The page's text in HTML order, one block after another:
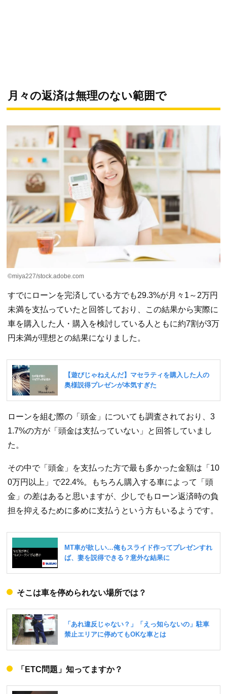
月々の返済は無理のない範囲で
©miya227/stock.adobe.com
すでにローンを完済している方でも29.3%が月々1～2万円
未満を支払っていたと回答しており、この結果から実際に
車を購入した人・購入を検討している人ともに約7割が3万
円未満が理想との結果になりました。
ローンを組む際の「頭金」についても調査されており、3
1.7%の方が「頭金は支払っていない」と回答していまし
た。
その中で「頭金」を支払った方で最も多かった金額は「10
0万円以上」で22.4%。もちろん購入する車によって「頭
金」の差はあると思いますが、少しでもローン返済時の負
担を抑えるために多めに支払うという方もいるようです。
そこは車を停められない場所では？
「ETC問題」知ってますか？